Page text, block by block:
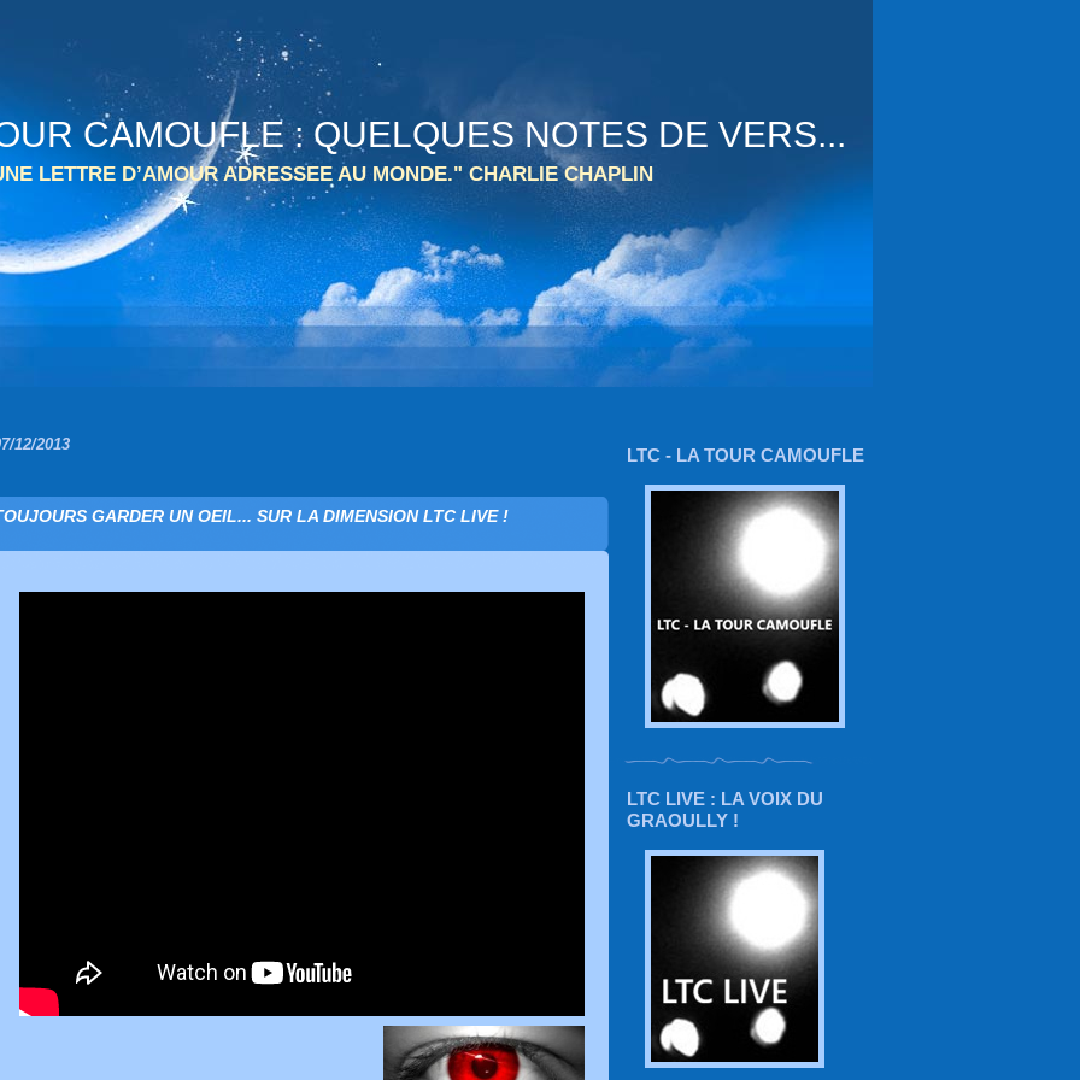
CAMOUFLE : QUELQUES NOTES DE VERS...
LETTRE D’AMOUR ADRESSEE AU MONDE." CHARLIE CHAPLIN
LTC - LA TOUR CAMOUFLE
LTC LIVE : LA VOIX DU
GRAOULLY !
12/2013
GARDER UN OEIL... SUR LA DIMENSION LTC LIVE !